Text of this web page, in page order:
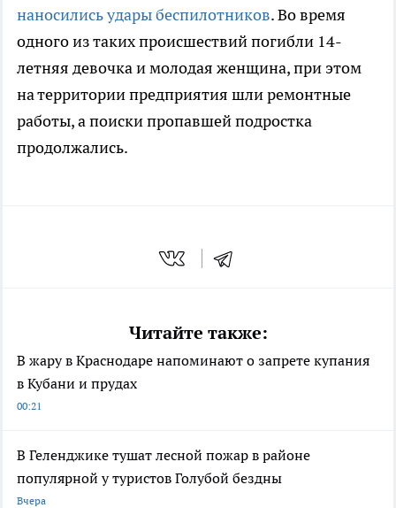
наносились удары беспилотников. Во время
одного из таких происшествий погибли 14-
летняя девочка и молодая женщина, при этом
на территории предприятия шли ремонтные
работы, а поиски пропавшей подростка
продолжались.
Читайте также:
В жару в Краснодаре напоминают о запрете купания
в Кубани и прудах
00:21
В Геленджике тушат лесной пожар в районе
популярной у туристов Голубой бездны
Вчера